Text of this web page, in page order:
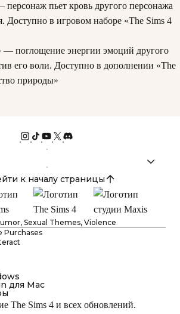
пьет кровь другого персонажа
Доступно в игровом наборе «The Sims 4
— поглощение энергии эмоций другого
его воли. Доступно в дополнении «The
природы»
к началу страницы
Sexual Themes, Violence
Purchases
для Mac
The Sims 4 и всех обновлений.